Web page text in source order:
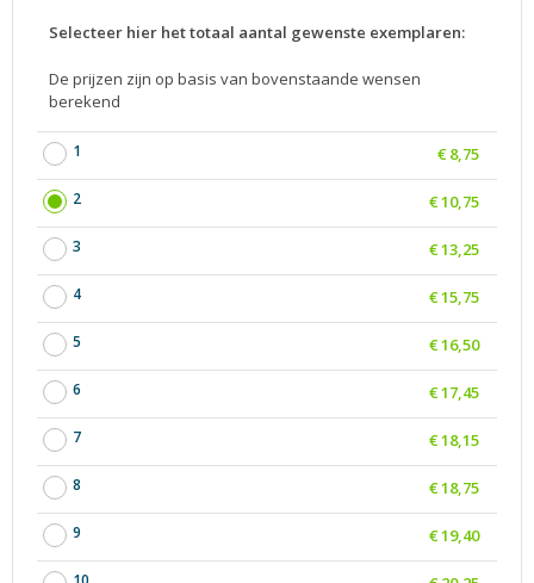
Selecteer hier het totaal aantal gewenste exemplaren:
De prijzen zijn op basis van bovenstaande wensen
berekend
1
2
3
4
5
6
7
8
9
€ 8,75
€ 10,75
€ 13,25
€ 15,75
€ 16,50
€ 17,45
€ 18,15
€ 18,75
€ 19,40